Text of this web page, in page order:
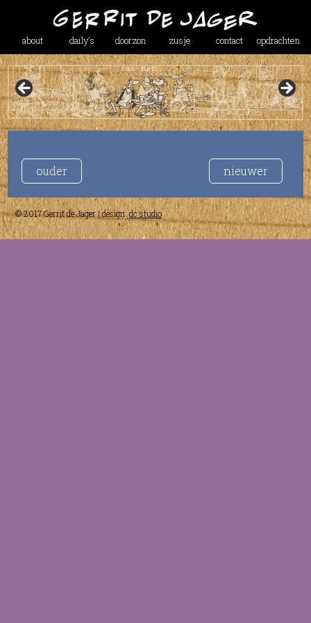
about daily’s doorzon zusje contact opdrachten
ouder nieuwer
© 2017 Gerrit de Jager | design:dc studio